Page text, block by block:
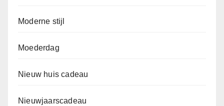
Moderne stijl
Moederdag
Nieuw huis cadeau
Nieuwjaarscadeau